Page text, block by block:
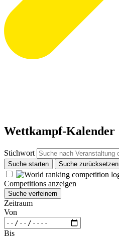
Wettkampf-Kalender
Stichwort
Suche starten Suche zurücksetzen
Competitions anzeigen
Suche verfeinern
Zeitraum
Von
Bis